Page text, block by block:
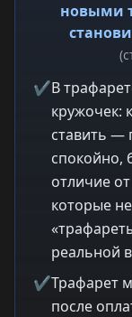
новыми
✔В
кружочек:
ставить —
спокойно,
отличие
которые
реальной
✔Трафарет
после